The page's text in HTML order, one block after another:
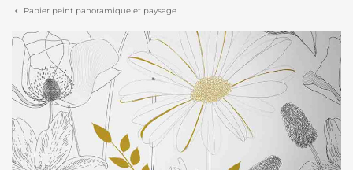
Papier peint panoramique et paysage